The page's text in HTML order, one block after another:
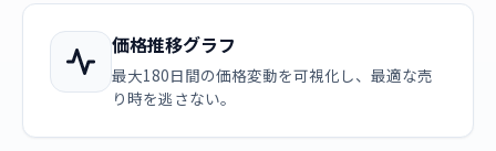
価格推移グラフ
最大180日間の価格変動を可視化し、最適な売
り時を逃さない。